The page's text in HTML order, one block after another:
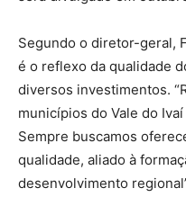
Segundo o diretor-geral,
é o reflexo da qualidade
diversos investimentos.
municípios do Vale do
Sempre buscamos
qualidade, aliado à
desenvolvimento